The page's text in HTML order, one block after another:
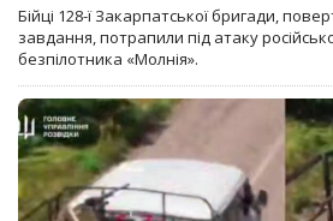
Бійці 128-ї Закарпатської бригади,
завдання, потрапили під атаку
безпілотника «Молнія».